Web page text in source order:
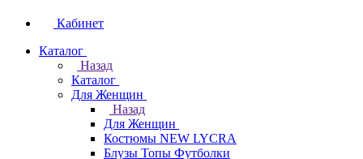
Кабинет
Каталог
Назад
Каталог
Для Женщин
Назад
Для Женщин
Костюмы NEW LYCRA
Блузы Топы Футболки